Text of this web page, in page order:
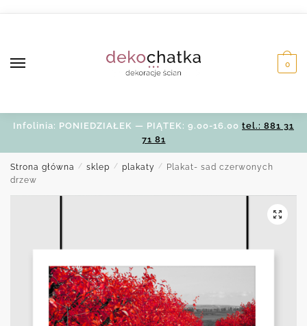
0
Infolinia: PONIEDZIAŁEK — PIĄTEK: 9.00-16.00 tel.: 881 31
71 81
Strona główna / sklep / plakaty /
Plakat- sad czerwonych
drzew